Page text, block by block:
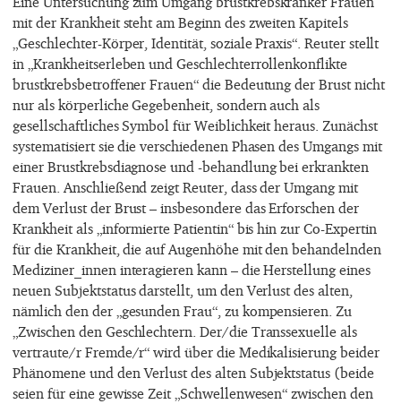
mit der Krankheit steht am Beginn des zweiten Kapitels
„Geschlechter-Körper, Identität, soziale Praxis“. Reuter stellt
in „Krankheitserleben und Geschlechterrollenkonflikte
brustkrebsbetroffener Frauen“ die Bedeutung der Brust nicht
nur als körperliche Gegebenheit, sondern auch als
gesellschaftliches Symbol für Weiblichkeit heraus. Zunächst
systematisiert sie die verschiedenen Phasen des Umgangs mit
einer Brustkrebsdiagnose und -behandlung bei erkrankten
Frauen. Anschließend zeigt Reuter, dass der Umgang mit
dem Verlust der Brust – insbesondere das Erforschen der
Krankheit als „informierte Patientin“ bis hin zur Co-Expertin
für die Krankheit, die auf Augenhöhe mit den behandelnden
Mediziner_innen interagieren kann – die Herstellung eines
neuen Subjektstatus darstellt, um den Verlust des alten,
nämlich den der „gesunden Frau“, zu kompensieren. Zu
„Zwischen den Geschlechtern. Der/die Transsexuelle als
vertraute/r Fremde/r“ wird über die Medikalisierung beider
Phänomene und den Verlust des alten Subjektstatus (beide
seien für eine gewisse Zeit „Schwellenwesen“ zwischen den